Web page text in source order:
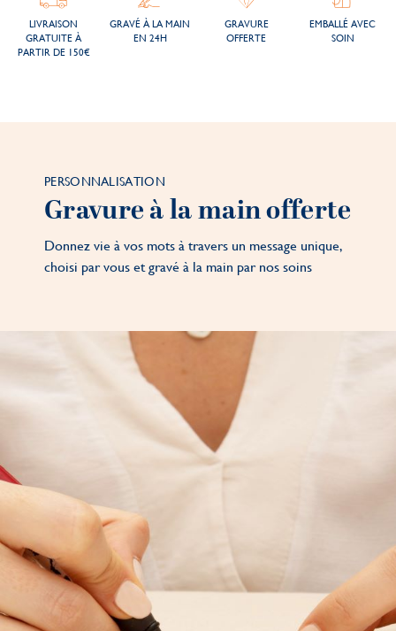
LIVRAISON
GRATUITE À
PARTIR DE 150€
GRAVÉ À LA MAIN
EN 24H
GRAVURE
OFFERTE
EMBALLÉ AVEC
SOIN
PERSONNALISATION
Gravure à la main offerte
Donnez vie à vos mots à travers un message unique,
choisi par vous et gravé à la main par nos soins